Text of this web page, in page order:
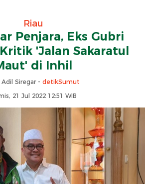
Riau
Penjara, Eks Gubri
'Jalan Sakaratul
di Inhil
Adil Siregar - detikSumut
21 Jul 2022 12:51 WIB